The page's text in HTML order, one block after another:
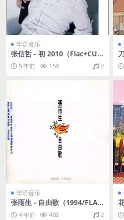
华语音乐
张信哲 - 初 2010（Flac+CUE/
整轨/327M）
5 年前 159 2
华语音乐
张雨生 - 自由歌（1994/FLA
C/分轨/413M）
4 年前 402 2